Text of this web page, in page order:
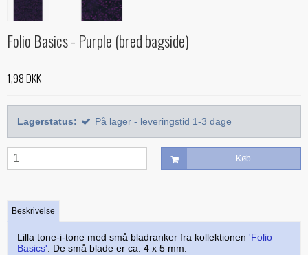
Stof efter farve
Treasure Håndquiltetråd
Glitter 'hologram'tråd
Silketråd
Indlægsstoffer
Polyester mellemfoer
Alle bøger
Modern Quilts
Paper/foundation piecing
Quiltning
Mønstre
Alle mønstre
BeColourful - Jacqueline de Jonge
Mønstre til stamps
Mønstre fra Sew Kind of Wonderful
Skabeloner og linealer
Buede former
Creative Grids
Diverse skabeloner
Phillips Fiber Art
Studio 180 Design
Quiltemønstre
Taskemønstre
Lynlåse
Hardware - taskespænder
Indlægsstoffer og mellemfoer til tasker
Øvrigt tilbehør til tasker
Materialer til masker/mundbind
Kork og kunstlæder
Folio Basics - Purple (bred bagside)
1,98 DKK
Lagerstatus: På lager - leveringstid 1-3 dage
Køb
Beskrivelse
Lilla tone-i-tone med små bladranker fra kollektionen 'Folio
Basics' . De små blade er ca. 4 x 5 mm.